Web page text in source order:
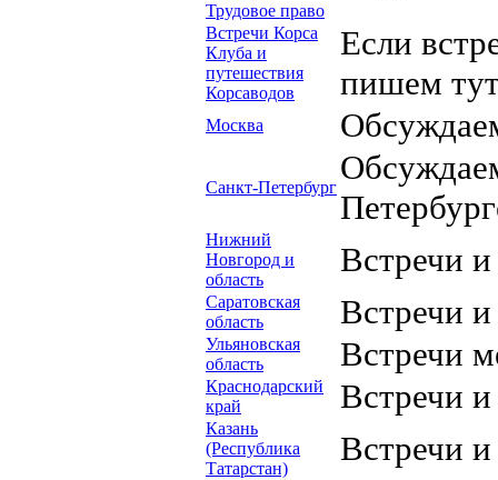
Трудовое право
Встречи Корса
Клуба и
путешествия
Корсаводов
Если
пишем
Москва
Санкт-Петербург
Нижний
Новгород и
область
Встречи
Саратовская
область
Встречи
Ульяновская
область
Встречи
Краснодарский
край
Встречи
Казань
(Республика
Татарстан)
Встречи